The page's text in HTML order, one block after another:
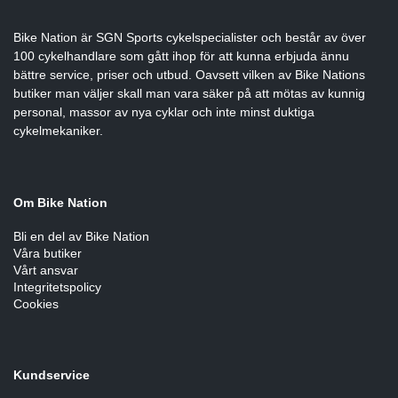
Bike Nation är SGN Sports cykelspecialister och består av över
100 cykelhandlare som gått ihop för att kunna erbjuda ännu
bättre service, priser och utbud. Oavsett vilken av Bike Nations
butiker man väljer skall man vara säker på att mötas av kunnig
personal, massor av nya cyklar och inte minst duktiga
cykelmekaniker.
Om Bike Nation
Bli en del av Bike Nation
Våra butiker
Vårt ansvar
Integritetspolicy
Cookies
Kundservice